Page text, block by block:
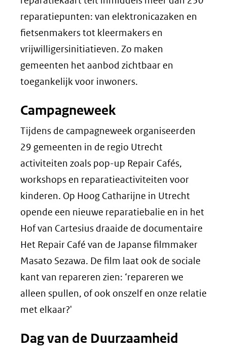
reparatiepunten: van elektronicazaken en
fietsenmakers tot kleermakers en
vrijwilligersinitiatieven. Zo maken
gemeenten het aanbod zichtbaar en
toegankelijk voor inwoners.
Campagneweek
Tijdens de campagneweek organiseerden
29 gemeenten in de regio Utrecht
activiteiten zoals pop-up Repair Cafés,
workshops en reparatieactiviteiten voor
kinderen. Op Hoog Catharijne in Utrecht
opende een nieuwe reparatiebalie en in het
Hof van Cartesius draaide de documentaire
Het Repair Café van de Japanse filmmaker
Masato Sezawa. De film laat ook de sociale
kant van repareren zien: ‘repareren we
alleen spullen, of ook onszelf en onze relatie
met elkaar?'
Dag van de Duurzaamheid